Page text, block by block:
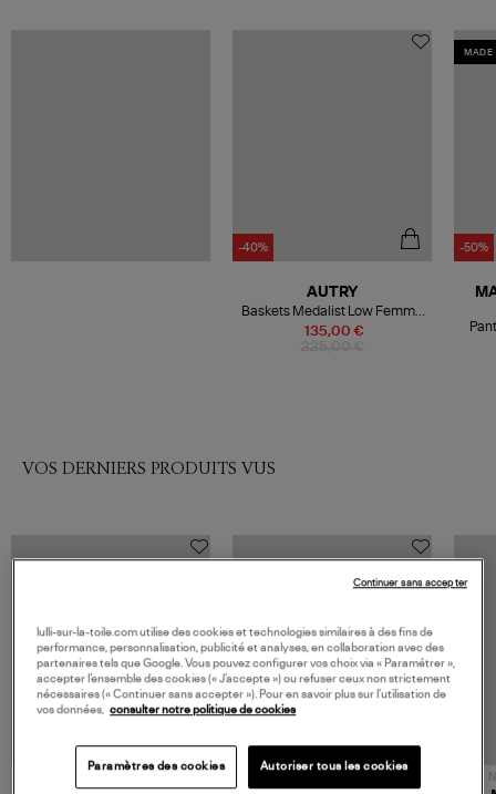
-40%
135,00 €
AUTRY
Baskets Medalist Low Femme
Leat Swoll Sh
MADE
-50%
VOS DERNIERS PRODUITS VUS
lulli-sur-la-toile.com utilise des cookies et technologies similaires à des fins de
performance, personnalisation, publicité et analyses, en collaboration avec des
partenaires tels que Google. Vous pouvez configurer vos choix via « Paramétrer »,
accepter l’ensemble des cookies (« J’accepte ») ou refuser ceux non strictement
nécessaires (« Continuer sans accepter »). Pour en savoir plus sur l’utilisation de
vos données,
consulter notre politique de cookies
Paramètres des cookies Autoriser tous les cookies
Continuer sans accepter